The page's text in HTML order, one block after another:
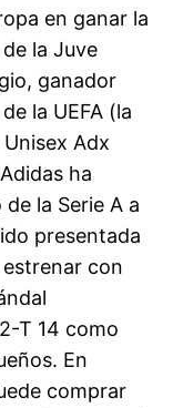
en ganar la
la Juve
ganador
la UEFA (la
Adx
ha
la Serie A a
presentada
estrenar con
T 14 como
En
comprar